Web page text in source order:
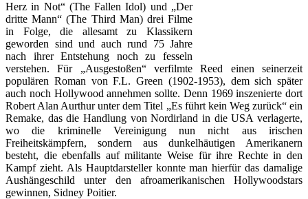
Herz in Not“ (The Fallen Idol) und „Der
dritte Mann“ (The Third Man) drei Filme
in Folge, die allesamt zu Klassikern
geworden sind und auch rund 75 Jahre
nach ihrer Entstehung noch zu fesseln
verstehen. Für „Ausgestoßen“ verfilmte Reed einen seinerzeit
populären Roman von F.L. Green (1902-1953), dem sich später
auch noch Hollywood annehmen sollte. Denn 1969 inszenierte dort
Robert Alan Aurthur unter dem Titel „Es führt kein Weg zurück“ ein
Remake, das die Handlung von Nordirland in die USA verlagerte,
wo die kriminelle Vereinigung nun nicht aus irischen
Freiheitskämpfern, sondern aus dunkelhäutigen Amerikanern
besteht, die ebenfalls auf militante Weise für ihre Rechte in den
Kampf zieht. Als Hauptdarsteller konnte man hierfür das damalige
Aushängeschild unter den afroamerikanischen Hollywoodstars
gewinnen, Sidney Poitier.